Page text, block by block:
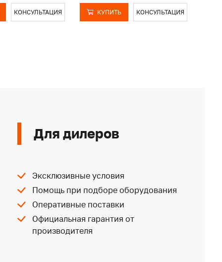
КОНСУЛЬТАЦИЯ КУПИТЬ КОНСУЛЬТАЦИЯ
Для дилеров
Эксклюзивные условия
Помощь при подборе оборудования
Оперативные поставки
Официальная гарантия от
производителя